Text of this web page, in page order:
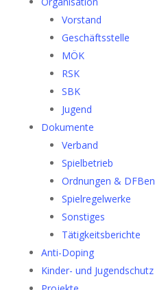
Vorstand
Geschäftsstelle
MÖK
RSK
SBK
Jugend
Dokumente
Verband
Spielbetrieb
Ordnungen & DFBen
Spielregelwerke
Sonstiges
Tätigkeitsberichte
Anti-Doping
Kinder- und Jugendschutz